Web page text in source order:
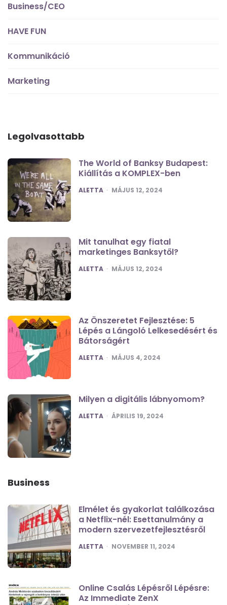
Business/CEO
HAVE FUN
Kommunikáció
Marketing
Legolvasottabb
The World of Banksy Budapest:
Kiállítás a KOMPLEX-ben
POSTED
ALETTA MÁJUS 12, 2024
Mit tanulhat egy fiatal
marketinges Banksytől?
POSTED
ALETTA MÁJUS 12, 2024
Az Önszeretet Fejlesztése: 5
Lépés a Lángoló Lelkesedésért és
Bátorságért
POSTED
ALETTA MÁJUS 4, 2024
Milyen a digitális lábnyomom?
POSTED
ALETTA ÁPRILIS 19, 2024
Business
Elmélet és gyakorlat találkozása
a Netflix-nél: Esettanulmány a
modern szervezetfejlesztésről
POSTED
ALETTA NOVEMBER 11, 2024
Online Csalás Lépésről Lépésre:
Az Immediate ZenX